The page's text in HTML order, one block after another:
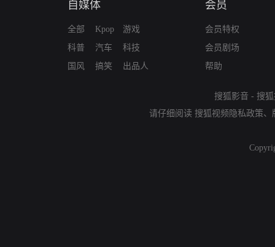
自媒体
全部
科普
国风
Kpop
汽车
搞笑
游戏
科技
出品人
会员
会员特权
会员剧场
帮助
搜狐影音 - 搜
请仔细阅读 搜狐视频隐私政策、